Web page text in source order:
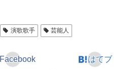
演歌歌手 芸能人
Facebook はてブ